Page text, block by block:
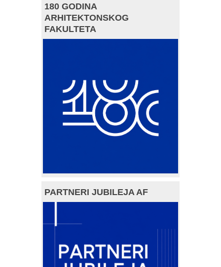
180 GODINA
ARHITEKTONSKOG
FAKULTETA
PARTNERI JUBILEJA AF